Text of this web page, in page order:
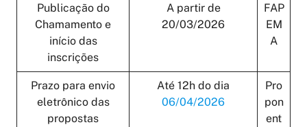
Publicação do
Chamamento e
início das
inscrições
A partir de
20/03/2026
FAP
EM
A
Prazo para envio
eletrônico das
propostas
Até 12h do dia
06/04/2026
Pro
pon
ent